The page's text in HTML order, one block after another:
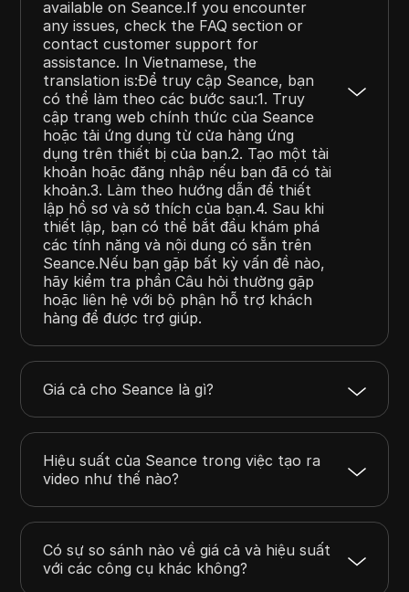
available on Seance.If you encounter
any issues, check the FAQ section or
contact customer support for
assistance. In Vietnamese, the
translation is:Để truy cập Seance, bạn
có thể làm theo các bước sau:1. Truy
cập trang web chính thức của Seance
hoặc tải ứng dụng từ cửa hàng ứng
dụng trên thiết bị của bạn.2. Tạo một tài
khoản hoặc đăng nhập nếu bạn đã có tài
khoản.3. Làm theo hướng dẫn để thiết
lập hồ sơ và sở thích của bạn.4. Sau khi
thiết lập, bạn có thể bắt đầu khám phá
các tính năng và nội dung có sẵn trên
Seance.Nếu bạn gặp bất kỳ vấn đề nào,
hãy kiểm tra phần Câu hỏi thường gặp
hoặc liên hệ với bộ phận hỗ trợ khách
hàng để được trợ giúp.
Giá cả cho Seance là gì?
Hiệu suất của Seance trong việc tạo ra
video như thế nào?
Có sự so sánh nào về giá cả và hiệu suất
với các công cụ khác không?